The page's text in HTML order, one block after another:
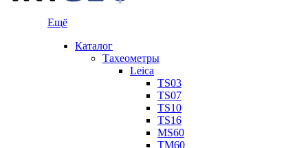
Ещё
Каталог
Тахеометры
Leica
TS03
TS07
TS10
TS16
MS60
TM60